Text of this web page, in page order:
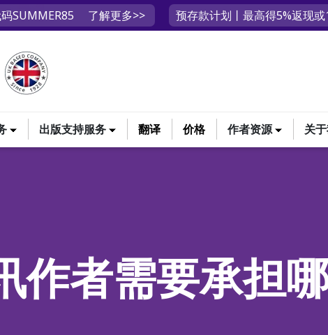
SUMMER85 了解更多>> 预存款计划丨最高得5%返现或
出版支持服务 翻译 价格 作者资源 关
作者需要承担